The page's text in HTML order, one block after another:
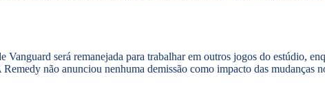
será remanejada para trabalhar em outros jogos do estúdio,
não anunciou nenhuma demissão como impacto das mudanças